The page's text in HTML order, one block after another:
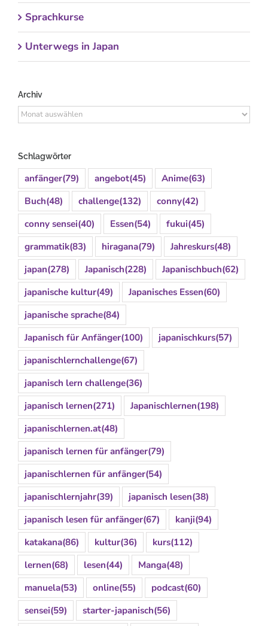
Sprachkurse
Unterwegs in Japan
Archiv
Archiv
Schlagwörter
anfänger(79) angebot(45) Anime(63)
Buch(48) challenge(132) conny(42)
conny sensei(40) Essen(54) fukui(45)
grammatik(83) hiragana(79) Jahreskurs(48)
japan(278) Japanisch(228) Japanischbuch(62)
japanische kultur(49) Japanisches Essen(60)
japanische sprache(84)
Japanisch für Anfänger(100) japanischkurs(57)
japanischlernchallenge(67)
japanisch lern challenge(36)
japanisch lernen(271) Japanischlernen(198)
japanischlernen.at(48)
japanisch lernen für anfänger(79)
japanischlernen für anfänger(54)
japanischlernjahr(39) japanisch lesen(38)
japanisch lesen für anfänger(67) kanji(94)
katakana(86) kultur(36) kurs(112)
lernen(68) lesen(44) Manga(48)
manuela(53) online(55) podcast(60)
sensei(59) starter-japanisch(56)